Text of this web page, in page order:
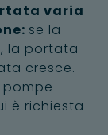
varia
se la
la portata
cresce.
è richiesta